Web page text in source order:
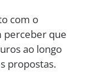
com o
perceber que
ao longo
propostas.